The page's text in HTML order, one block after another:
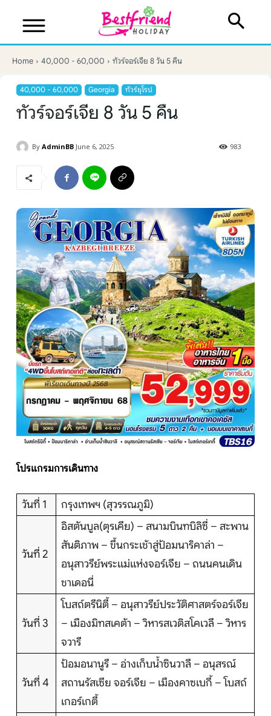
บริษัทเบสเฟรนด์ ฮอลิเดย์
เส้นทางที่ต้องการ
หน้าแรก
ทัวร์ต่างประเทศ
จัดกรุ๊ปต่างประเทศ
โปรไฟไหม้
เรือเจ้าพระยา
บริการอื่นๆ
Home 40,000 - 60,000 ทัวร์จอร์เจีย 8 วัน 5 คืน
40,000 - 60,000 Georgia ทัวร์ยุโรป
ทัวร์จอร์เจีย 8 วัน 5 คืน
By AdminBB June 6, 2025 983
โปรแกรมการเดินทาง
วันที่ 1 กรุงเทพฯ (สุวรรณภูมิ)
วันที่ 2
อิสตันบูล(ตุรเคีย) – สนามบินทบิลิซี่ – สะพาน
สันติภาพ – ขึ้นกระเช้าสู่ป้อมนาริคาล่า –
อนุสาวรีย์พระแม่แห่งจอร์เจีย – ถนนคนเดิน
ชาเดอนี่
วันที่ 3
โบสถ์ตรีนิตี้ – อนุสาวรีย์ประวัติศาสตร์จอร์เจีย
– เมืองมิทสเคต้า – วิหารสเวติสโคเวลี – วิหาร
จวารี
วันที่ 4
ป้อมอนานูรี – อ่างเก็บน้ำซินวาลี – อนุสรณ์
สถานรัสเซีย จอร์เจีย – เมืองคาซเบกี้ – โบสถ์
เกอร์เกตี้